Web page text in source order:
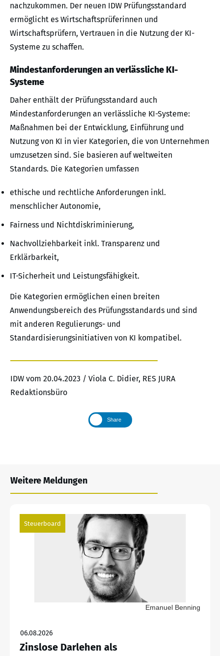
nachzukommen. Der neuen IDW Prüfungsstandard
ermöglicht es Wirtschaftsprüferinnen und
Wirtschaftsprüfern, Vertrauen in die Nutzung der KI-
Systeme zu schaffen.
Mindestanforderungen an verlässliche KI-
Systeme
Daher enthält der Prüfungsstandard auch
Mindestanforderungen an verlässliche KI-Systeme:
Maßnahmen bei der Entwicklung, Einführung und
Nutzung von KI in vier Kategorien, die von Unternehmen
umzusetzen sind. Sie basieren auf weltweiten
Standards. Die Kategorien umfassen
ethische und rechtliche Anforderungen inkl.
menschlicher Autonomie,
Fairness und Nichtdiskriminierung,
Nachvollziehbarkeit inkl. Transparenz und
Erklärbarkeit,
IT-Sicherheit und Leistungsfähigkeit.
Die Kategorien ermöglichen einen breiten
Anwendungsbereich des Prüfungsstandards und sind
mit anderen Regulierungs- und
Standardisierungsinitiativen von KI kompatibel.
IDW vom 20.04.2023 / Viola C. Didier, RES JURA
Redaktionsbüro
Share
Weitere Meldungen
Steuerboard
Emanuel Benning
06.08.2026
Zinslose Darlehen als